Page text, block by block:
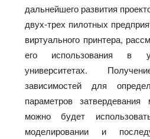
дальнейшего развития
двух-трех пилотных
виртуального принтера,
его использования в
университетах.
зависимостей для
параметров затвердевания
можно будет
моделировании и